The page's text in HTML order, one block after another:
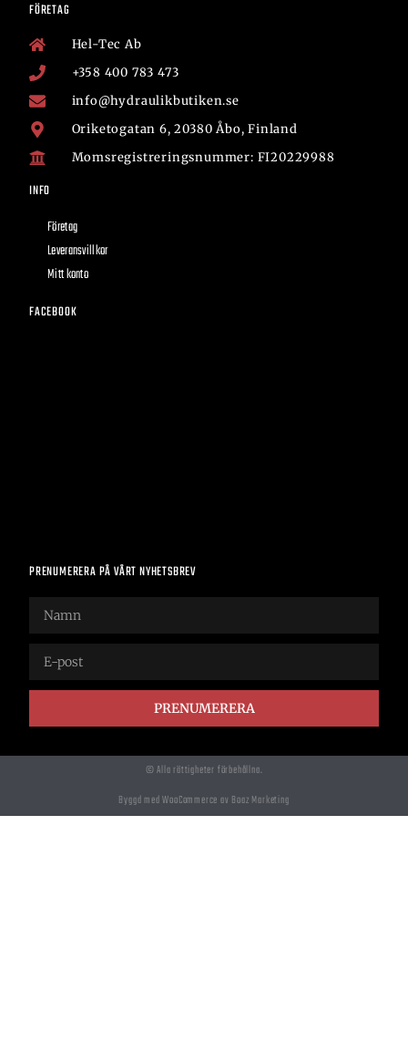
FÖRETAG
Hel-Tec Ab
+358 400 783 473
info@hydraulikbutiken.se
Oriketogatan 6, 20380 Åbo, Finland
Momsregistreringsnummer: FI20229988
INFO
Företag
Leveransvillkor
Mitt konto
FACEBOOK
PRENUMERERA PÅ VÅRT NYHETSBREV
PRENUMERERA
© Alla rättigheter förbehållna.
Byggd med WooCommerce av Boaz Marketing